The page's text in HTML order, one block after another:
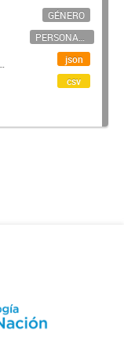
GÉNERO
PERSONAL CIENTÍFICO-TECNOLÓGICO
json
csv